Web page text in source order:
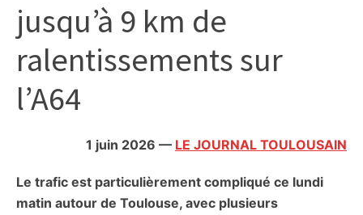
société,
culture,
politique,
faits
citoyennes
jusqu’à 9 km de
ralentissements sur
l’A64
1 juin 2026 — LE JOURNAL TOULOUSAIN
Le trafic est particulièrement compliqué ce lundi
matin autour de Toulouse, avec plusieurs